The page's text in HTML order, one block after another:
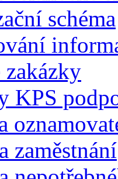
schéma
zakázky
KPS
zaměstnání